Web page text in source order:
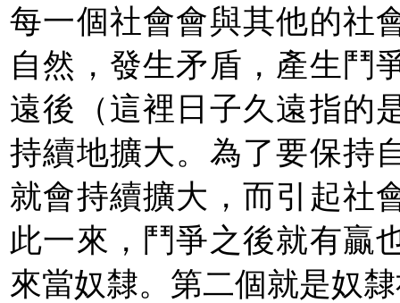
每一個社會會與其他的社
自然，發生矛盾，產生鬥
遠後（這裡日子久遠指的
持續地擴大。為了要保持
就會持續擴大，而引起社
此一來，鬥爭之後就有贏
來當奴隸。第二個就是奴